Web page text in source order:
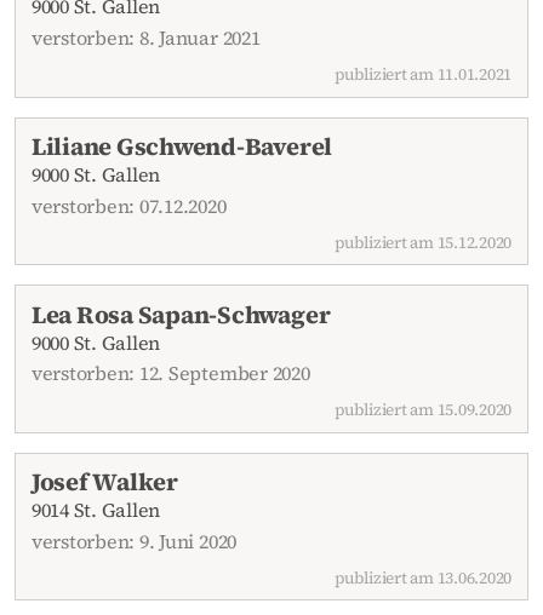
9000 St. Gallen
verstorben: 8. Januar 2021
publiziert am 11.01.2021
Liliane Gschwend-Baverel
9000 St. Gallen
verstorben: 07.12.2020
publiziert am 15.12.2020
Lea Rosa Sapan-Schwager
9000 St. Gallen
verstorben: 12. September 2020
publiziert am 15.09.2020
Josef Walker
9014 St. Gallen
verstorben: 9. Juni 2020
publiziert am 13.06.2020